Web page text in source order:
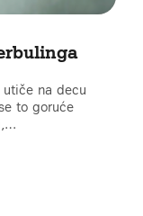
na decu
to goruće